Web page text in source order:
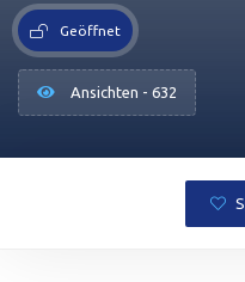
Geöffnet
Ansichten - 632